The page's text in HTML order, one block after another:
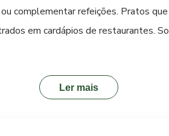
complementar refeições. Pratos
em cardápios de restaurantes.
de geração em geração. Os
Ler mais